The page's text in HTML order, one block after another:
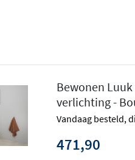
is uitgerust met één of twee
de deuren vind je
badkamerbenodigdheden.
harde klappen, wat
Bewonen
verlichting -
vandaag besteld,
471,90